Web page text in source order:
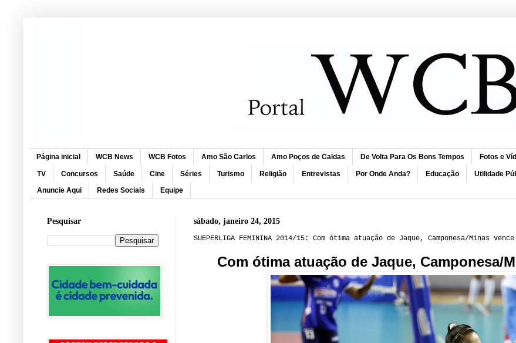
Página inicial WCB News WCB Fotos Amo São Carlos Amo Poços de Caldas De Volta Para Os Bons Tempos Fotos e
TV Concursos Saúde Cine Séries Turismo Religião Entrevistas Por Onde Anda? Educação Utilidade
Anuncie Aqui Redes Sociais Equipe
sábado, janeiro 24, 2015
SUEPERLIGA FEMININA 2014/15: Com ótima atuação de Jaque, Camponesa/Minas
Com ótima atuação de Jaque, Camponesa/
Pesquisar